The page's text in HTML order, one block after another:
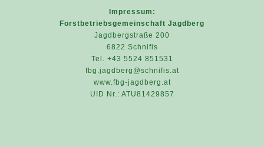
Impressum:
Forstbetriebsgemeinschaft Jagdberg
Jagdbergstraße 200
6822 Schnifis
Tel. +43 5524 851531
fbg.jagdberg@schnifis.at
www.fbg-jagdberg.at
UID Nr.: ATU81429857